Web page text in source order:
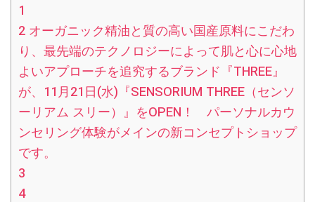
1
2オーガニック精油と質の高い国産原料にこだわ
り、最先端のテクノロジーによって肌と心に心地
よいアプローチを追究するブランド『THREE』
が、11月21日(水)『SENSORIUM THREE（センソ
ーリアム スリー）』をOPEN！ パーソナルカウ
ンセリング体験がメインの新コンセプトショップ
です。
3
4